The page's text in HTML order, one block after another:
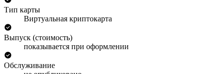
Тип карты
Виртуальная криптокарта
Выпуск (стоимость)
показывается при оформлении
Обслуживание